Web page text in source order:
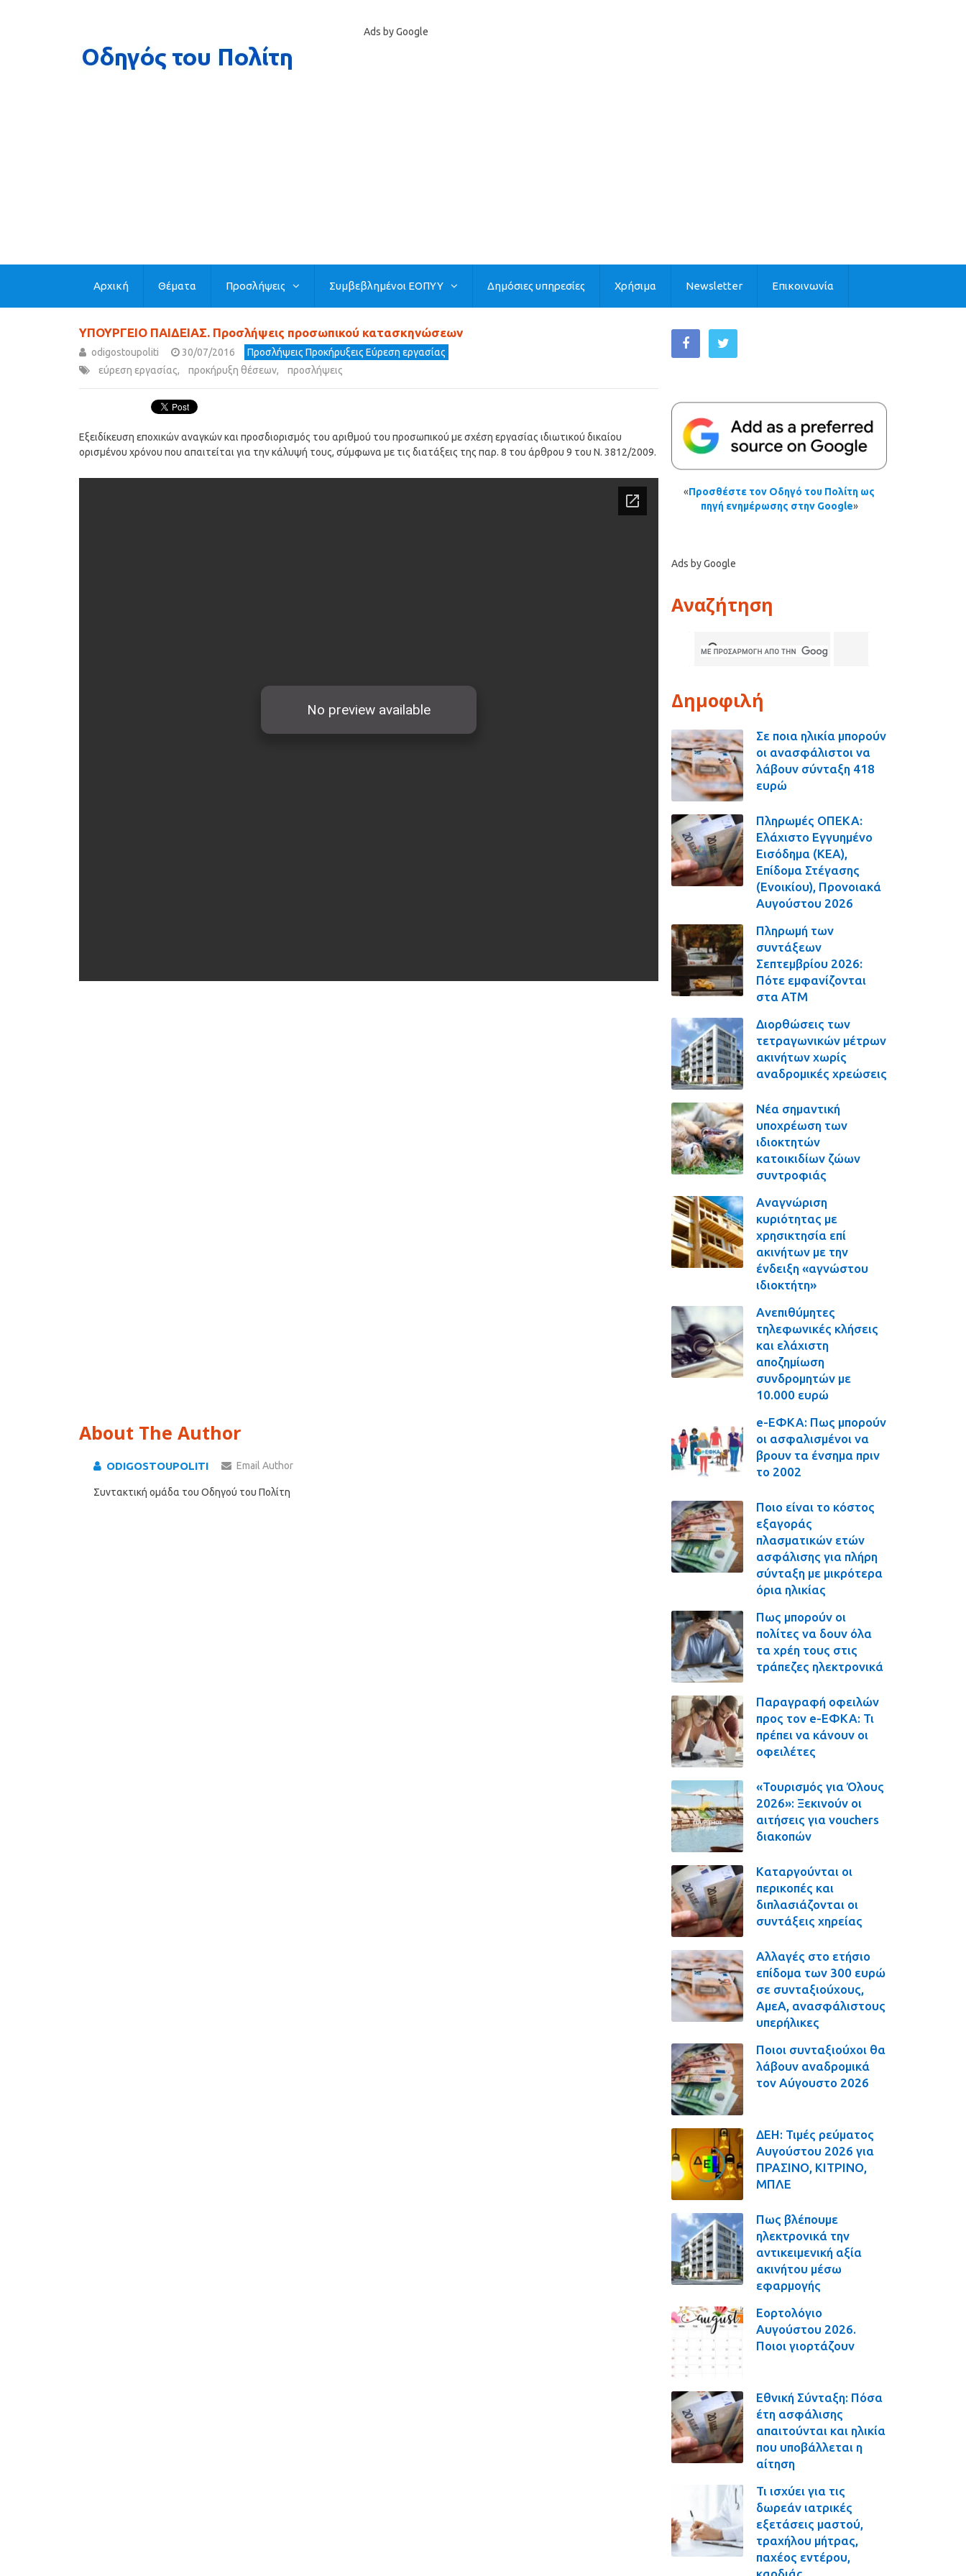
Ads by Google
Αρχική Θέματα Προσλήψεις Συμβεβλημένοι ΕΟΠΥΥ Δημόσιες υπηρεσίες Χρήσιμα Newsletter Επικοινωνία
ΥΠΟΥΡΓΕΙΟ ΠΑΙΔΕΙΑΣ. Προσλήψεις προσωπικού κατασκηνώσεων
odigostoupoliti 30/07/2016
Προσλήψεις Προκήρυξεις Εύρεση εργασίας
εύρεση εργασίας, προκήρυξη θέσεων, προσλήψεις
Εξειδίκευση εποχικών αναγκών και προσδιορισμός του αριθμού του προσωπικού με σχέση εργασίας ιδιωτικού δικαίου
ορισμένου χρόνου που απαιτείται για την κάλυψή τους, σύμφωνα με τις διατάξεις της παρ. 8 του άρθρου 9 του Ν. 3812/2009.
About The Author
ODIGOSTOUPOLITI Email Author
Συντακτική ομάδα του Οδηγού του Πολίτη
«Προσθέστε τον Οδηγό του Πολίτη ως
πηγή ενημέρωσης στην Google»
Ads by Google
Αναζήτηση
Δημοφιλή
Σε ποια ηλικία μπορούν
οι ανασφάλιστοι να
λάβουν σύνταξη 418
ευρώ
Πληρωμές ΟΠΕΚΑ:
Ελάχιστο Εγγυημένο
Εισόδημα (ΚΕΑ),
Επίδομα Στέγασης
(Ενοικίου), Προνοιακά
Αυγούστου 2026
Πληρωμή των
συντάξεων
Σεπτεμβρίου 2026:
Πότε εμφανίζονται
στα ΑΤΜ
Διορθώσεις των
τετραγωνικών μέτρων
ακινήτων χωρίς
αναδρομικές χρεώσεις
Νέα σημαντική
υποχρέωση των
ιδιοκτητών
κατοικιδίων ζώων
συντροφιάς
Αναγνώριση
κυριότητας με
χρησικτησία επί
ακινήτων με την
ένδειξη «αγνώστου
ιδιοκτήτη»
Ανεπιθύμητες
τηλεφωνικές κλήσεις
και ελάχιστη
αποζημίωση
συνδρομητών με
10.000 ευρώ
e-ΕΦΚΑ: Πως μπορούν
οι ασφαλισμένοι να
βρουν τα ένσημα πριν
το 2002
Ποιο είναι το κόστος
εξαγοράς
πλασματικών ετών
ασφάλισης για πλήρη
σύνταξη με μικρότερα
όρια ηλικίας
Πως μπορούν οι
πολίτες να δουν όλα
τα χρέη τους στις
τράπεζες ηλεκτρονικά
Παραγραφή οφειλών
προς τον e-ΕΦΚΑ: Τι
πρέπει να κάνουν οι
οφειλέτες
«Τουρισμός για Όλους
2026»: Ξεκινούν οι
αιτήσεις για vouchers
διακοπών
Καταργούνται οι
περικοπές και
διπλασιάζονται οι
συντάξεις χηρείας
Αλλαγές στο ετήσιο
επίδομα των 300 ευρώ
σε συνταξιούχους,
ΑμεΑ, ανασφάλιστους
υπερήλικες
Ποιοι συνταξιούχοι θα
λάβουν αναδρομικά
τον Αύγουστο 2026
ΔΕΗ: Τιμές ρεύματος
Αυγούστου 2026 για
ΠΡΑΣΙΝΟ, ΚΙΤΡΙΝΟ,
ΜΠΛΕ
Πως βλέπουμε
ηλεκτρονικά την
αντικειμενική αξία
ακινήτου μέσω
εφαρμογής
Εορτολόγιο
Αυγούστου 2026.
Ποιοι γιορτάζουν
Εθνική Σύνταξη: Πόσα
έτη ασφάλισης
απαιτούνται και ηλικία
που υποβάλλεται η
αίτηση
Τι ισχύει για τις
δωρεάν ιατρικές
εξετάσεις μαστού,
τραχήλου μήτρας,
παχέος εντέρου,